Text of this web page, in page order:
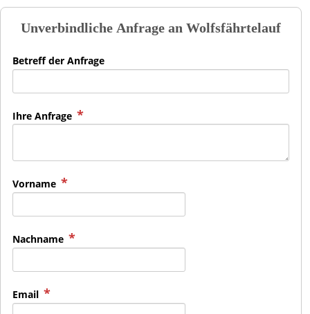
Unverbindliche Anfrage an Wolfsfährtelauf
Betreff der Anfrage
Ihre Anfrage
Vorname
Nachname
Email